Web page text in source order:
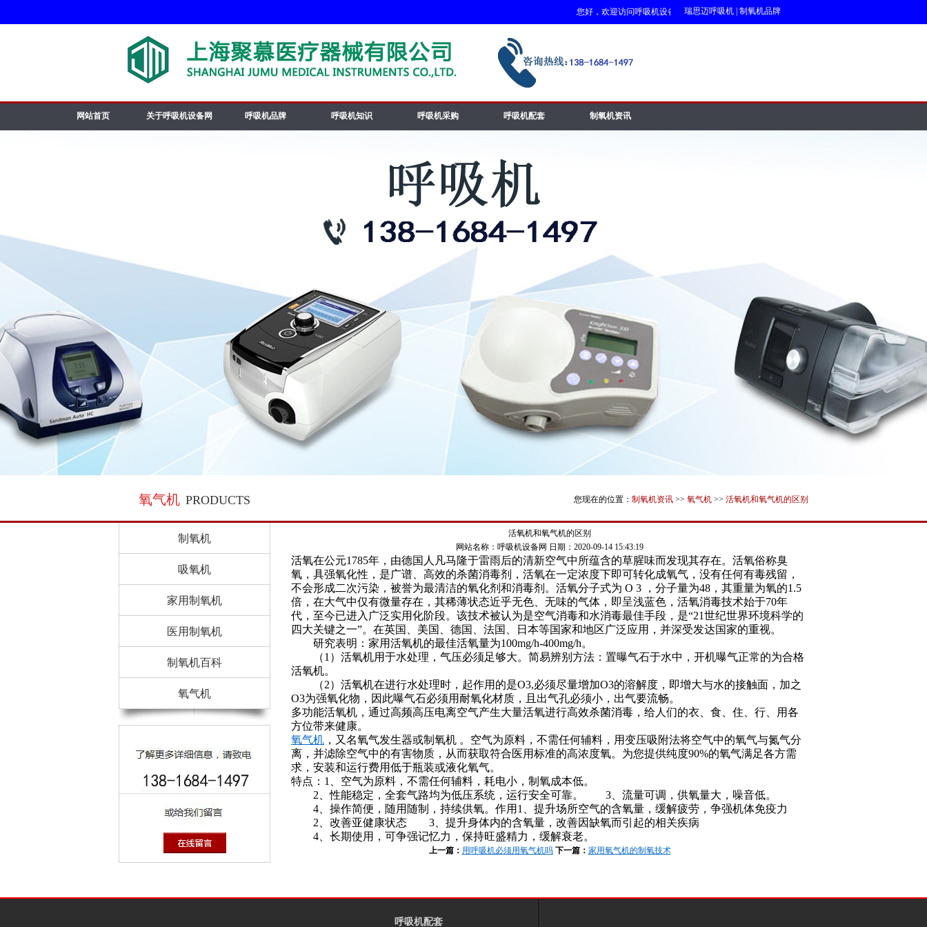
您好，欢迎访问呼吸机设备网!!!瑞思迈呼吸机 制氧机品牌
网站首页 关于呼吸机设备网 呼吸机品牌 呼吸机知识 呼吸机采购 呼吸机配套 制氧机资讯
1 2 3
氧气机 PRODUCTS 您现在的位置： 制氧机资讯 >> 氧气机 >> 活氧机和氧气机的区别
制氧机
吸氧机
家用制氧机
医用制氧机
制氧机百科
氧气机
活氧机和氧气机的区别
网站名称：呼吸机设备网 日期：2020-09-14 15:43:19
活氧在公元1785年，由德国人凡马隆于雷雨后的清新空气中所蕴含的草腥味而发现其存在。活氧俗称臭
氧，具强氧化性，是广谱、高效的杀菌消毒剂，活氧在一定浓度下即可转化成氧气，没有任何有毒残留，
不会形成二次污染，被誉为最清洁的氧化剂和消毒剂。活氧分子式为 O 3 ，分子量为48，其重量为氧的1.5
倍，在大气中仅有微量存在，其稀薄状态近乎无色、无味的气体，即呈浅蓝色，活氧消毒技术始于70年
代，至今已进入广泛实用化阶段。该技术被认为是空气消毒和水消毒最佳手段，是“21世纪世界环境科学的
四大关键之一”。在英国、美国、德国、法国、日本等国家和地区广泛应用，并深受发达国家的重视。
研究表明：家用活氧机的最佳活氧量为100mg/h-400mg/h。
（1）活氧机用于水处理，气压必须足够大。简易辨别方法：置曝气石于水中，开机曝气正常的为合格
活氧机。
（2）活氧机在进行水处理时，起作用的是O3,必须尽量增加O3的溶解度，即增大与水的接触面，加之
O3为强氧化物，因此曝气石必须用耐氧化材质，且出气孔必须小，出气要流畅。
多功能活氧机，通过高频高压电离空气产生大量活氧进行高效杀菌消毒，给人们的衣、食、住、行、用各
方位带来健康。
氧气机 ，又名氧气发生器或制氧机 。空气为原料，不需任何辅料，用变压吸附法将空气中的氧气与氮气分
离，并滤除空气中的有害物质，从而获取符合医用标准的高浓度氧。为您提供纯度90%的氧气满足各方需
求，安装和运行费用低于瓶装或液化氧气。
特点： 1、空气为原料，不需任何辅料，耗电小，制氧成本低。
2、性能稳定，全套气路均为低压系统，运行安全可靠。
3、流量可调，供氧量大，噪音低。
4、操作简便，随用随制，持续供氧。 作用 1、提升场所空气的含氧量，缓解疲劳，争强机体免疫力
2、改善亚健康状态 3、提升身体内的含氧量，改善因缺氧而引起的相关疾病
4、长期使用，可争强记忆力，保持旺盛精力，缓解衰老。
上一篇： 用呼吸机必须用氧气机吗 下一篇： 家用氧气机的制氧技术
呼吸机配套